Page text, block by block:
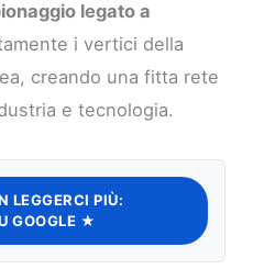
legato a
i vertici della
creando una fitta rete
e tecnologia.
LEGGERCI PIÙ:
GOOGLE ★